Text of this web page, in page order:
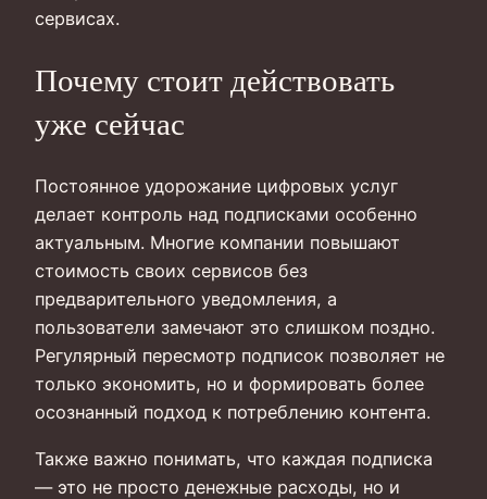
сервисах.
Почему стоит действовать
уже сейчас
Постоянное удорожание цифровых услуг
делает контроль над подписками особенно
актуальным. Многие компании повышают
стоимость своих сервисов без
предварительного уведомления, а
пользователи замечают это слишком поздно.
Регулярный пересмотр подписок позволяет не
только экономить, но и формировать более
осознанный подход к потреблению контента.
Также важно понимать, что каждая подписка
— это не просто денежные расходы, но и